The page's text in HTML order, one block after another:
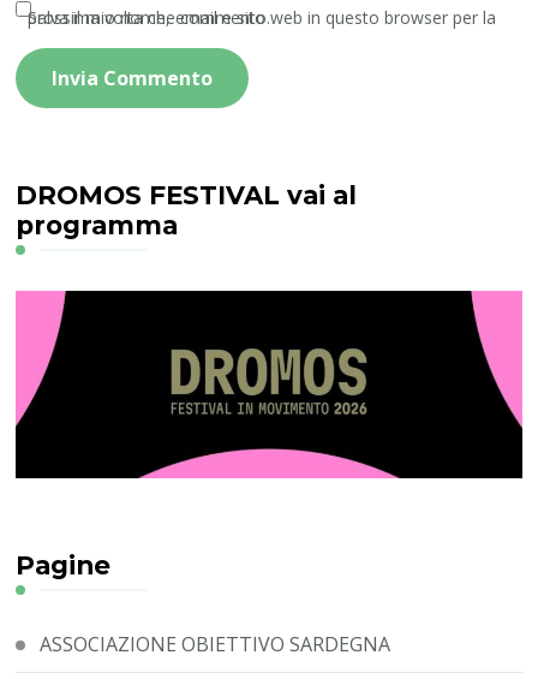
Salva il mio nome, email e sito web in questo browser per la prossima volta che commento.
DROMOS FESTIVAL vai al
programma
Pagine
ASSOCIAZIONE OBIETTIVO SARDEGNA